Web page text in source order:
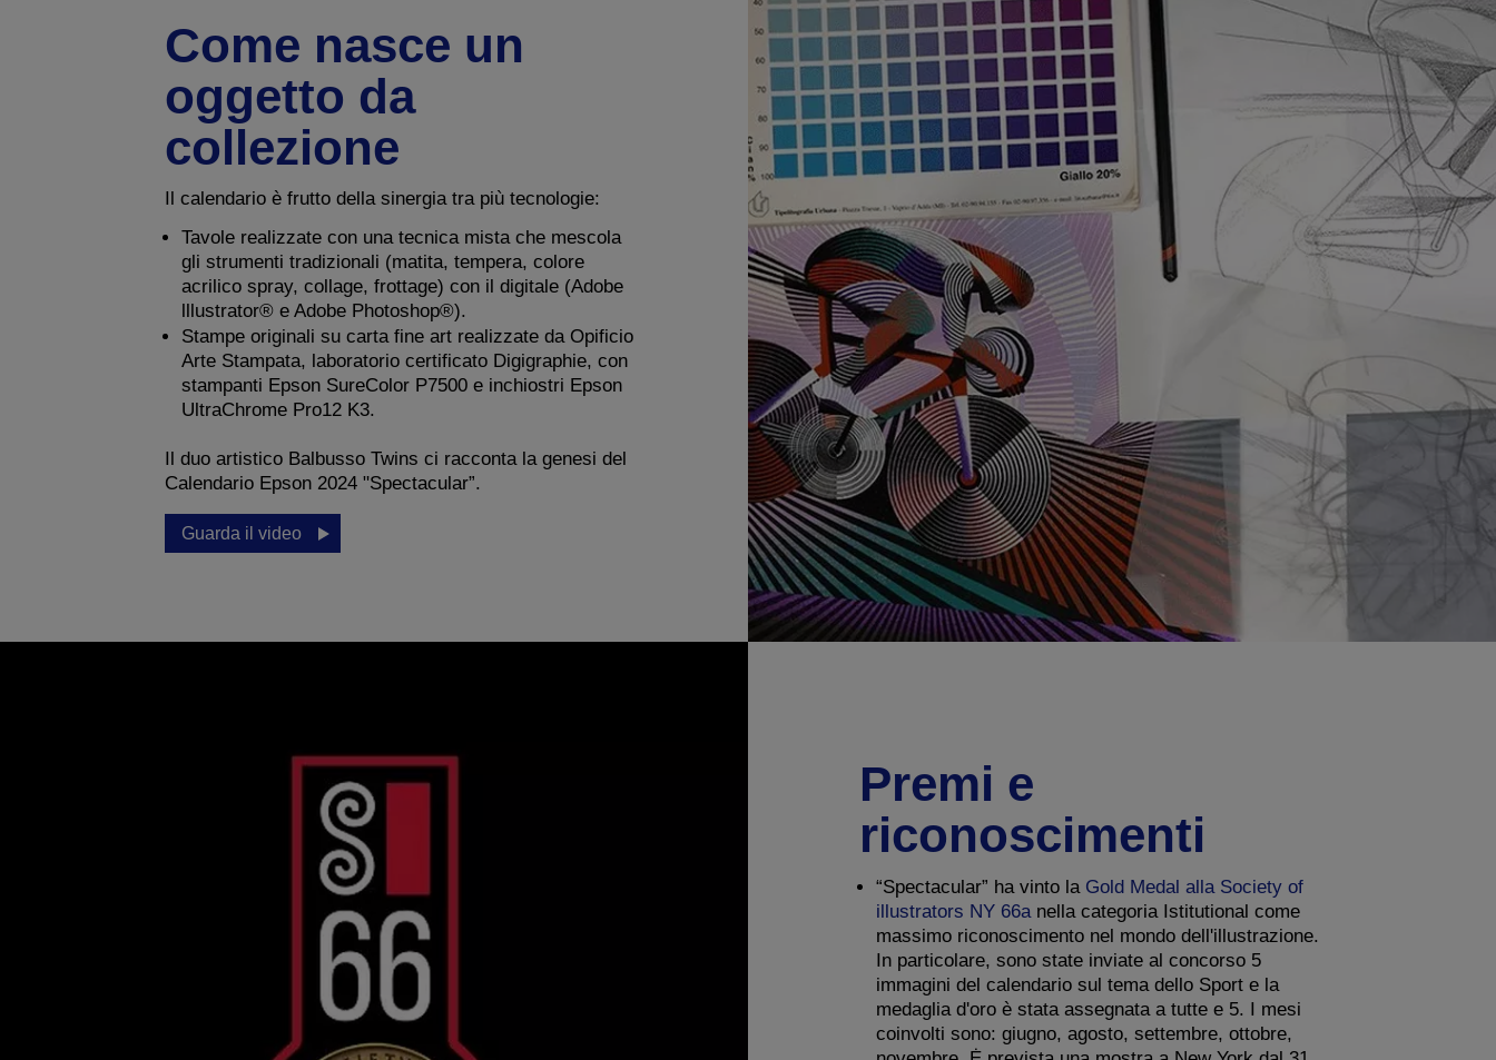
Come nasce un
oggetto da
collezione
Il calendario è frutto della sinergia tra più tecnologie:
Tavole realizzate con una tecnica mista che mescola
gli strumenti tradizionali (matita, tempera, colore
acrilico spray, collage, frottage) con il digitale (Adobe
lllustrator® e Adobe Photoshop®).
Stampe originali su carta fine art realizzate da Opificio
Arte Stampata, laboratorio certificato Digigraphie, con
stampanti Epson SureColor P7500 e inchiostri Epson
UltraChrome Pro12 K3.
Il duo artistico Balbusso Twins ci racconta la genesi del
Calendario Epson 2024 "Spectacular”.
Guarda il video
Premi e
riconoscimenti
“Spectacular” ha vinto la Gold Medal alla Society of
illustrators NY 66anella categoria Istitutional come
massimo riconoscimento nel mondo dell'illustrazione.
In particolare, sono state inviate al concorso 5
immagini del calendario sul tema dello Sport e la
medaglia d'oro è stata assegnata a tutte e 5. I mesi
coinvolti sono: giugno, agosto, settembre, ottobre,